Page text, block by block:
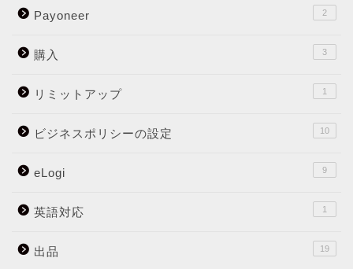
Payoneer 2
購入 3
リミットアップ 1
ビジネスポリシーの設定 10
eLogi 9
英語対応 1
出品 19